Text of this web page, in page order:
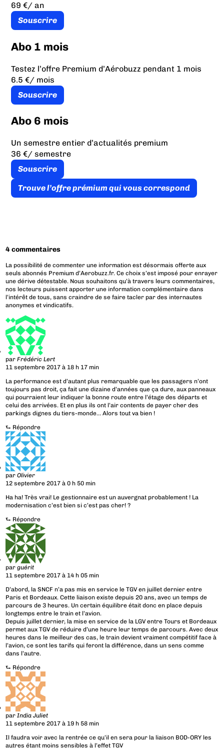
69 €/ an
Souscrire
Abo 1 mois
Testez l’offre Premium d’Aérobuzz pendant 1 mois
6.5 €/ mois
Souscrire
Abo 6 mois
Un semestre entier d’actualités premium
36 €/ semestre
Souscrire
Trouve l’offre prémium qui vous correspond
4 commentaires
La possibilité de commenter une information est désormais offerte aux
seuls abonnés Premium d’Aerobuzz.fr. Ce choix s’est imposé pour enrayer
une dérive détestable. Nous souhaitons qu’à travers leurs commentaires,
nos lecteurs puissent apporter une information complémentaire dans
l’intérêt de tous, sans craindre de se faire tacler par des internautes
anonymes et vindicatifs.
parFrédéric Lert
11 septembre 2017 à 18 h 17 min
La performance est d’autant plus remarquable que les passagers n’ont
toujours pas droit, ça fait une dizaine d’années que ça dure, aux panneaux
qui pourraient leur indiquer la bonne route entre l’étage des départs et
celui des arrivées. Et en plus ils ont l’air contents de payer cher des
parkings dignes du tiers-monde… Alors tout va bien !
⮑ Répondre
parOlivier
12 septembre 2017 à 0 h 50 min
Ha ha! Très vrai! Le gestionnaire est un auvergnat probablement ! La
modernisation c’est bien si c’est pas cher! ?
⮑ Répondre
parguérit
11 septembre 2017 à 14 h 05 min
D’abord, la SNCF n’a pas mis en service le TGV en juillet dernier entre
Paris et Bordeaux. Cette liaison existe depuis 20 ans, avec un temps de
parcours de 3 heures. Un certain équilibre était donc en place depuis
longtemps entre le train et l’avion.
Depuis juillet dernier, la mise en service de la LGV entre Tours et Bordeaux
permet aux TGV de réduire d’une heure leur temps de parcours. Avec deux
heures dans le meilleur des cas, le train devient vraiment compétitif face à
l’avion, ce sont les tarifs qui feront la différence, dans un sens comme
dans l’autre.
⮑ Répondre
parIndia Juliet
11 septembre 2017 à 19 h 58 min
Il faudra voir avec la rentrée ce qu’il en sera pour la liaison BOD-ORY les
autres étant moins sensibles à l’effet TGV